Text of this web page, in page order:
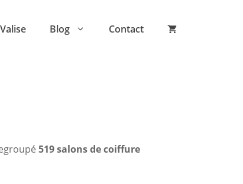
Valise Blog Contact
519 salons de coiffure